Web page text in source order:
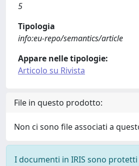
5
Tipologia
info:eu-repo/semantics/article
Appare nelle tipologie:
Articolo su Rivista
File in questo prodotto:
Non ci sono file associati a
I documenti in IRIS sono